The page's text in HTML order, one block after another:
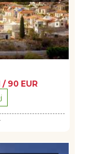
/ 90 EUR